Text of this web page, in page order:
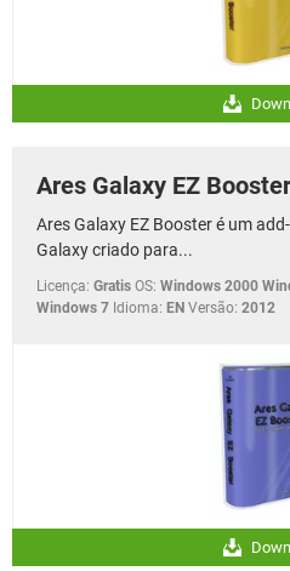
Ares Galaxy EZ Booster
Ares Galaxy EZ Booster é um
Galaxy criado para...
Licença: Gratis OS: Windows 2000
Windows 7 Idioma: EN Versão: 2012